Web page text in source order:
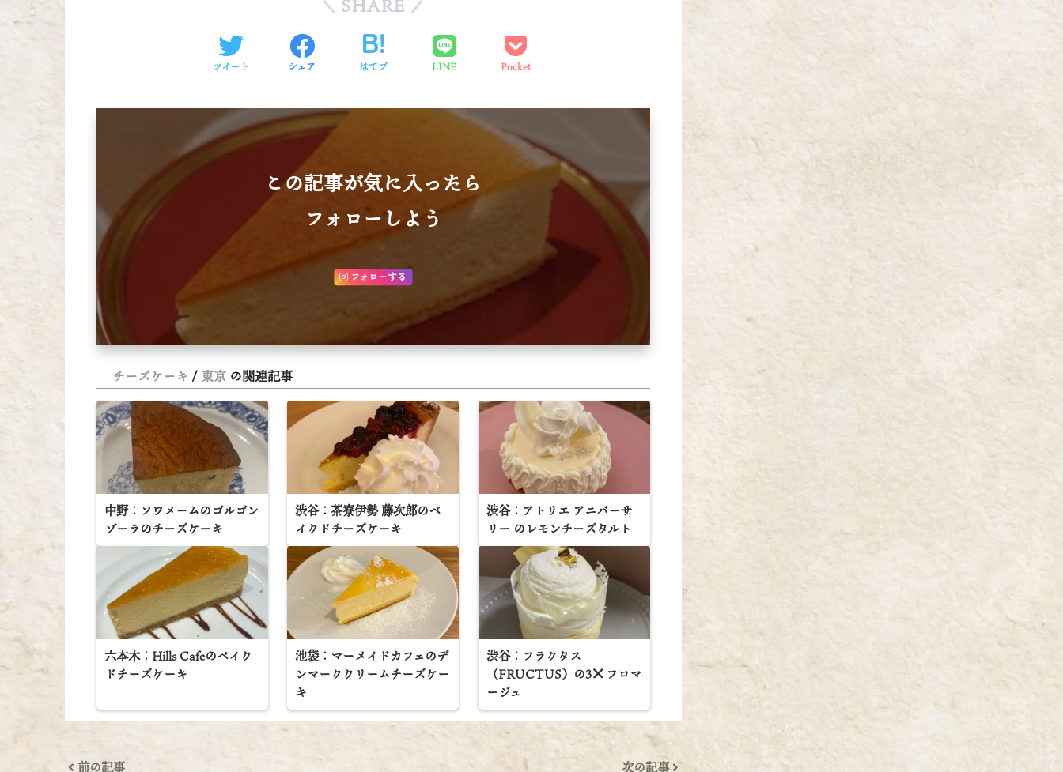
SHARE
ツイート シェア はてブ LINE Pocket
この記事が気に入ったら
フォローしよう
フォローする
チーズケーキ 東京 の関連記事
中野：ソワメームのゴルゴン
ゾーラのチーズケーキ
渋谷：茶寮伊勢 藤次郎のベ
イクドチーズケーキ
渋谷：アトリエ アニバーサ
リー のレモンチーズタルト
六本木：Hills Cafeのベイク
ドチーズケーキ
池袋：マーメイドカフェのデ
ンマーククリームチーズケー
キ
渋谷：フラクタス
（FRUCTUS）の3
フロマ
ージュ
前の記事 次の記事